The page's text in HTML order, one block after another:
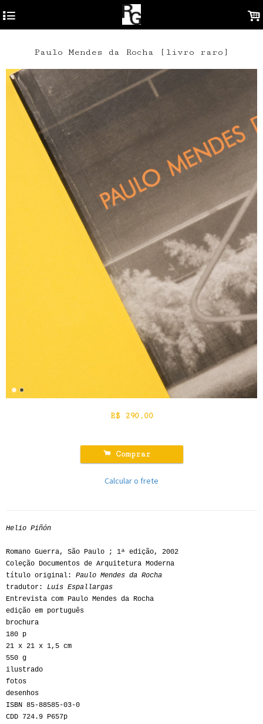
4 .
Paulo Mendes da Rocha [livro raro]
R$ 290,00
. Comprar
Calcular o frete
Helio Piñón
Romano Guerra, São Paulo ; 1ª edição, 2002
Coleção Documentos de Arquitetura Moderna
título original: Paulo Mendes da Rocha
tradutor: Luis Espallargas
Entrevista com Paulo Mendes da Rocha
edição em português
brochura
180 p
21 x 21 x 1,5 cm
550 g
ilustrado
fotos
desenhos
ISBN 85-88585-03-0
CDD 724.9 P657p